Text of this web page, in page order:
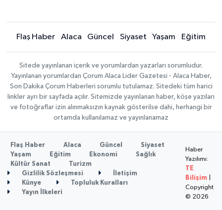
Flaş Haber Alaca Güncel Siyaset Yaşam Eğitim
Sitede yayınlanan içerik ve yorumlardan yazarları sorumludur.
Yayınlanan yorumlardan Çorum Alaca Lider Gazetesi - Alaca Haber,
Son Dakika Çorum Haberleri sorumlu tutulamaz. Sitedeki tüm harici
linkler ayrı bir sayfada açılır. Sitemizde yayınlanan haber, köşe yazıları
ve fotoğraflar izin alınmaksızın kaynak gösterilse dahi, herhangi bir
ortamda kullanılamaz ve yayınlanamaz
Flaş Haber Alaca Güncel
Siyaset
Yaşam
Eğitim Ekonomi
Sağlık
Kültür Sanat
Turizm
Gizlilik Sözleşmesi
İletişim
Künye
Topluluk Kuralları
Yayın İlkeleri
Haber
Yazılımı:
TE
Bilişim
Copyright
© 2026